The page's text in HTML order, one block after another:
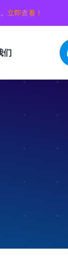
立即查看！
们